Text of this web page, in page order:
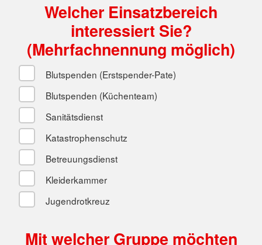
Welcher Einsatzbereich
interessiert Sie?
(Mehrfachnennung möglich)
Blutspenden (Erstspender-Pate)
Blutspenden (Küchenteam)
Sanitätsdienst
Katastrophenschutz
Betreuungsdienst
Kleiderkammer
Jugendrotkreuz
Mit welcher Gruppe möchten